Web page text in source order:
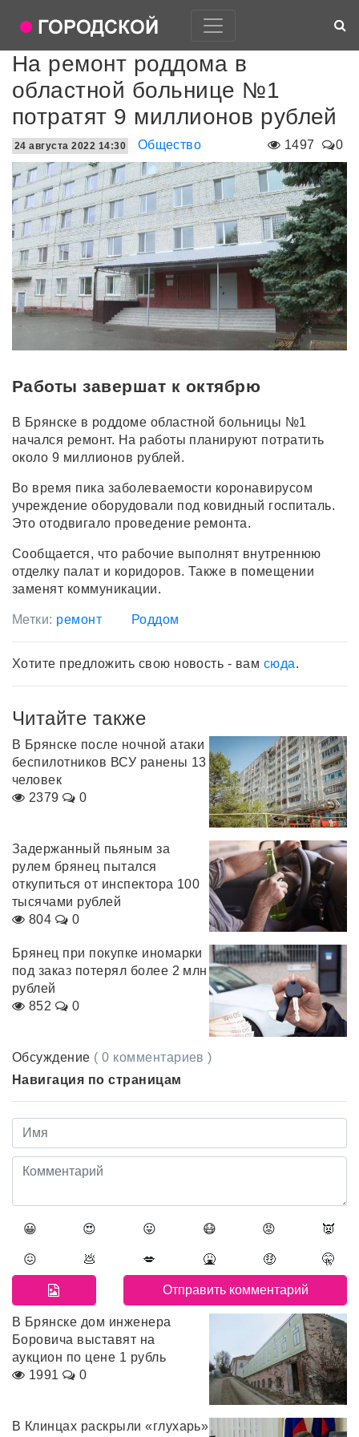
На ремонт роддома в
областной больнице №1
потратят 9 миллионов рублей
1497 0
24 августа 2022 14:30 Общество
Работы завершат к октябрю
В Брянске в роддоме областной больницы №1
начался ремонт. На работы планируют потратить
около 9 миллионов рублей.
Во время пика заболеваемости коронавирусом
учреждение оборудовали под ковидный госпиталь.
Это отодвигало проведение ремонта.
Сообщается, что рабочие выполнят внутреннюю
отделку палат и коридоров. Также в помещении
заменят коммуникации.
Метки: ремонт Роддом
Хотите предложить свою новость - вам сюда.
Читайте также
В Брянске после ночной атаки
беспилотников ВСУ ранены 13
человек
2379
0
Задержанный пьяным за
рулем брянец пытался
откупиться от инспектора 100
тысячами рублей
804
0
Брянец при покупке иномарки
под заказ потерял более 2 млн
рублей
852
0
Обсуждение ( 0 комментариев )
Навигация по страницам
😀 😍 😛 😷 😡 👿
😖 💩 💋 🤮 🤑 🤫
В Брянске дом инженера
Боровича выставят на
аукцион по цене 1 рубль
1991
0
В Клинцах раскрыли «глухарь»